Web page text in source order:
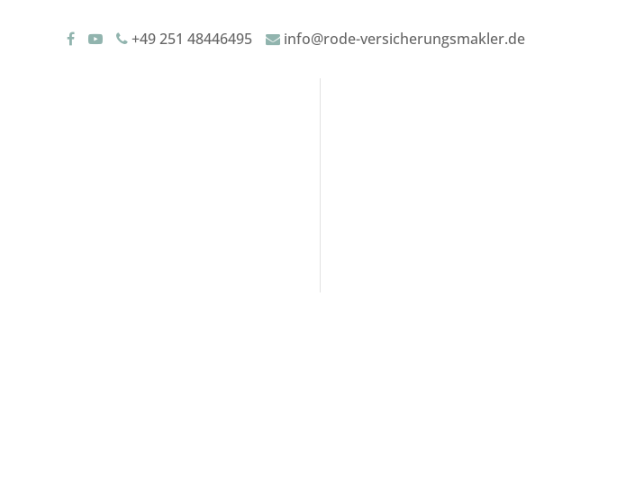
+49 251 48446495 info@rode-versicherungsmakler.de